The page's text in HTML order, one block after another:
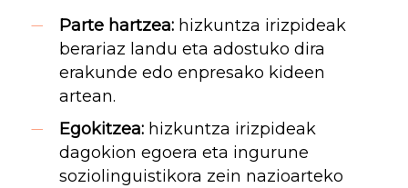
Parte hartzea: hizkuntza irizpideak
berariaz landu eta adostuko dira
erakunde edo enpresako kideen
artean.
Egokitzea: hizkuntza irizpideak
dagokion egoera eta ingurune
soziolinguistikora zein nazioarteko